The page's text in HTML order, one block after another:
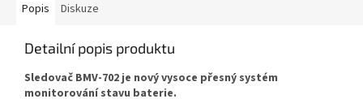
Popis Diskuze
Detailní popis produktu
Sledovač BMV-702 je nový vysoce přesný systém
monitorování stavu baterie.